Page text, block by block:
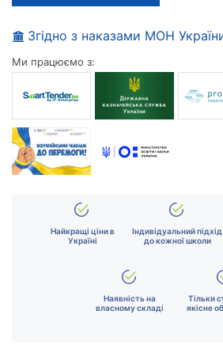
Згідно з наказами МОН
Ми працюємо з:
Найкращі ціни в
Україні
Індивідуальний підхід
до кожної школи
Наявність на
власному складі
Тільки
якісне